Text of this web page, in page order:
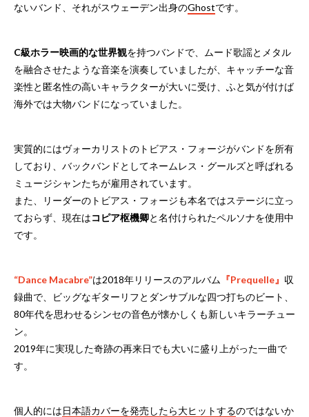
ないバンド、それがスウェーデン出身のGhostです。
C級ホラー映画的な世界観を持つバンドで、ムード歌謡とメタル
を融合させたような音楽を演奏していましたが、キャッチーな音
楽性と匿名性の高いキャラクターが大いに受け、ふと気が付けば
海外では大物バンドになっていました。
実質的にはヴォーカリストのトビアス・フォージがバンドを所有
しており、バックバンドとしてネームレス・グールズと呼ばれる
ミュージシャンたちが雇用されています。
また、リーダーのトビアス・フォージも本名ではステージに立っ
ておらず、現在はコピア枢機卿と名付けられたペルソナを使用中
です。
“Dance Macabre”は2018年リリースのアルバム 『Prequelle』 収
録曲で、ビッグなギターリフとダンサブルな四つ打ちのビート、
80年代を思わせるシンセの音色が懐かしくも新しいキラーチュー
ン。
2019年に実現した奇跡の再来日でも大いに盛り上がった一曲で
す。
個人的には日本語カバーを発売したら大ヒットするのではないか